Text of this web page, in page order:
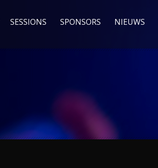
SESSIONS SPONSORS NIEUWS